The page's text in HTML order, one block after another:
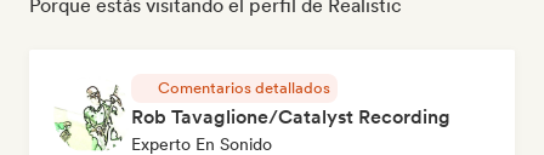
Porque estás visitando el perfil de Realistic
Comentarios detallados
Rob Tavaglione/Catalyst Recording
Experto En Sonido